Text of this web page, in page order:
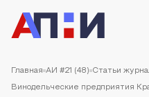
Главная АИ #21 (48) Статьи
Винодельческие предприятия